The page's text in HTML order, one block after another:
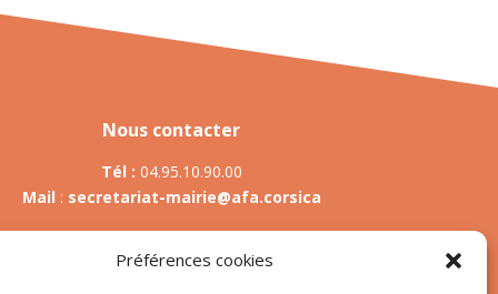
Préférences cookies
Nous contacter
Tél : 04.95.10.90.00
Mail : secretariat-mairie@afa.corsica
785 Strada d’Afà – Merria 20167 Afa